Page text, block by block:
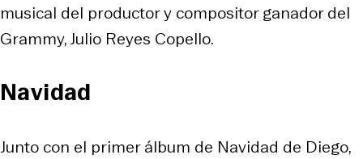
musical del productor y compositor ganador del
Grammy, Julio Reyes Copello.
Navidad
Junto con el primer álbum de Navidad de Diego,